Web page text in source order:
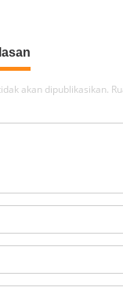
akan dipublikasikan.